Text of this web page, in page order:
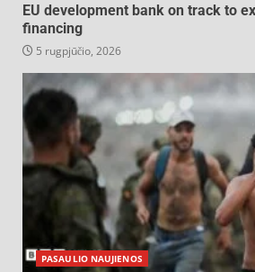
EU development bank on track to
financing
5 rugpjūčio, 2026
PASAULIO NAUJIENOS